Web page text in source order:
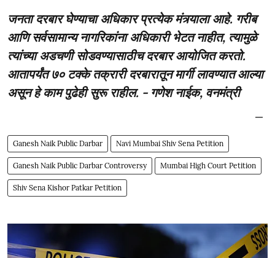
जनता दरबार घेण्याचा अधिकार प्रत्येक मंत्र्याला आहे. गरीब
आणि सर्वसामान्य नागरिकांना अधिकारी भेटत नाहीत, त्यामुळे
त्यांच्या अडचणी सोडवण्यासाठीच दरबार आयोजित करतो.
आतापर्यंत ७० टक्के तक्रारी दरबारातून मार्गी लावण्यात आल्या
असून हे काम पुढेही सुरू राहील. - गणेश नाईक, वनमंत्री
Ganesh Naik Public Darbar Navi Mumbai Shiv Sena Petition
Ganesh Naik Public Darbar Controversy Mumbai High Court Petition
Shiv Sena Kishor Patkar Petition